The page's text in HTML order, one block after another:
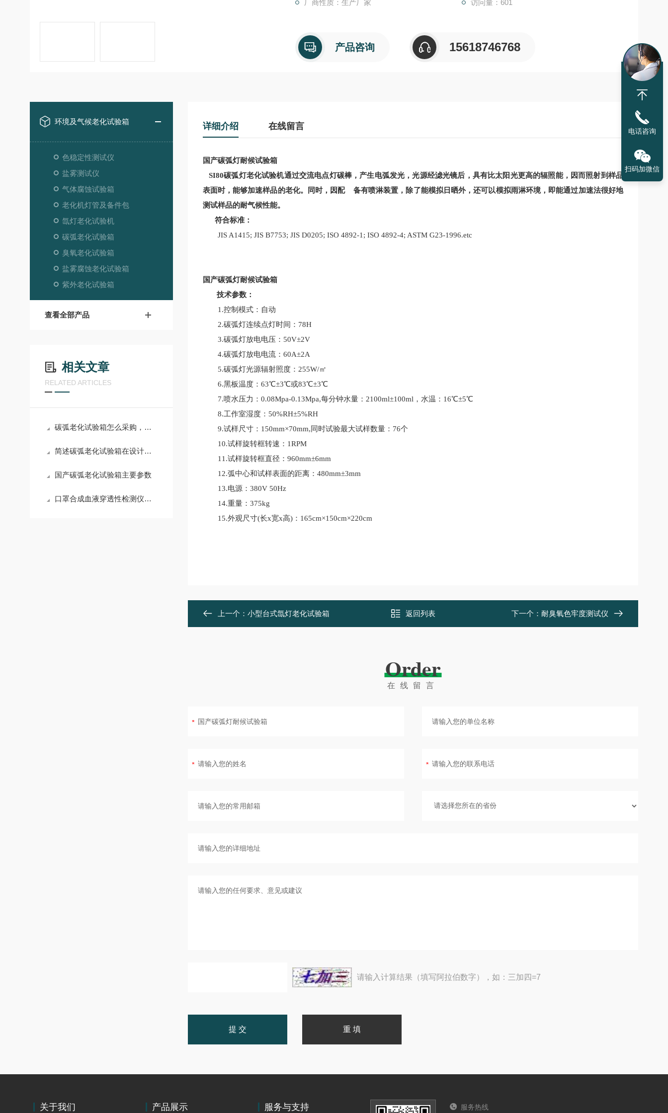
厂商性质：生产厂家 访问量：601
产品咨询 15618746768
环境及气候老化试验箱
色稳定性测试仪
盐雾测试仪
气体腐蚀试验箱
老化机灯管及备件包
氙灯老化试验机
碳弧老化试验箱
臭氧老化试验箱
盐雾腐蚀老化试验箱
紫外老化试验箱
查看全部产品
相关文章
RELATED ARTICLES
碳弧老化试验箱怎么采购，上海千实给你参考
简述碳弧老化试验箱在设计时所需要遵循的原则
国产碳弧老化试验箱主要参数
口罩合成血液穿透性检测仪试验原理
详细介绍 在线留言
国产碳弧灯耐候试验箱
SI80碳弧灯老化试验机通过交流电点灯碳棒，产生电弧发光，光源经滤光镜后，具有比太阳光更高的辐照能，因而照射到样品
表面时，能够加速样品的老化。同时，因配 备有喷淋装置，除了能模拟日晒外，还可以模拟雨淋环境，即能通过加速法很好地
测试样品的耐气候性能。
符合标准：
JIS A1415; JIS B7753; JIS D0205; ISO 4892-1; ISO 4892-4; ASTM G23-1996.etc
国产碳弧灯耐候试验箱
技术参数：
1.控制模式：自动
2.碳弧灯连续点灯时间：78H
3.碳弧灯放电电压：50V±2V
4.碳弧灯放电电流：60A±2A
5.碳弧灯光源辐射照度：255W/㎡
6.黑板温度：63℃±3℃或83℃±3℃
7.喷水压力：0.08Mpa-0.13Mpa,每分钟水量：2100ml±100ml，水温：16℃±5℃
8.工作室湿度：50%RH±5%RH
9.试样尺寸：150mm×70mm,同时试验最大试样数量：76个
10.试样旋转框转速：1RPM
11.试样旋转框直径：960mm±6mm
12.弧中心和试样表面的距离：480mm±3mm
13.电源：380V 50Hz
14.重量：375kg
15.外观尺寸(长x宽x高)：165cm×150cm×220cm
上一个： 小型台式氙灯老化试验箱 返回列表 下一个： 耐臭氧色牢度测试仪
Order
在线留言
请输入计算结果（填写阿拉伯数字），如：三加四=7
关于我们 产品展示 服务与支持 服务热线
电话咨询
扫码加微信